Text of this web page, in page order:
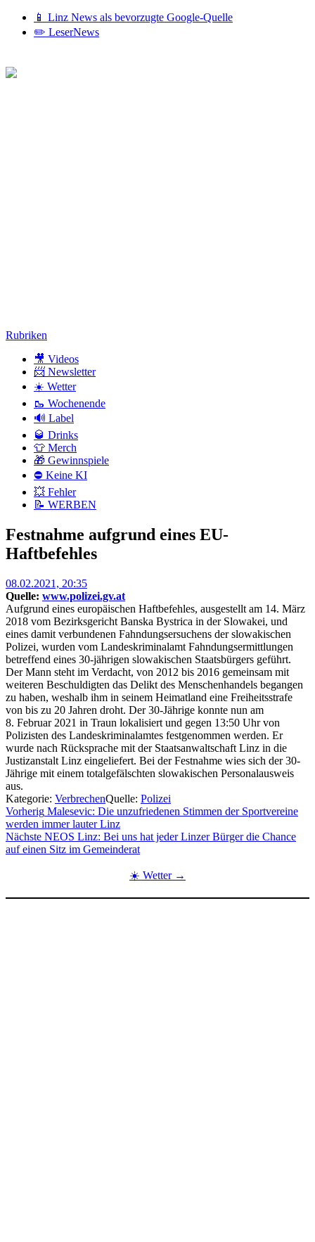
📱 Linz News als bevorzugte Google-Quelle
✏️ LeserNews
Zum
Rubriken
🎥 Videos
📨 Newsletter
☀️ Wetter
🥾 Wochenende
🔊 Label
🥃 Drinks
👕 Merch
🎁 Gewinnspiele
⛔ Keine KI
💥 Fehler
📝 WERBEN
Festnahme aufgrund eines EU-
Haftbefehles
Posted
on
08.02.2021, 20:35
Quelle: www.polizei.gv.at
Aufgrund eines europäischen Haftbefehles, ausgestellt am 14. März
2018 vom Bezirksgericht Banska Bystrica in der Slowakei, und
eines damit verbundenen Fahndungsersuchens der slowakischen
Polizei, wurden vom Landeskriminalamt Fahndungsermittlungen
betreffend eines 30-jährigen slowakischen Staatsbürgers geführt.
Der Mann steht im Verdacht, von 2012 bis 2016 gemeinsam mit
weiteren Beschuldigten das Delikt des Menschenhandels begangen
zu haben, weshalb ihm in seinem Heimatland eine Freiheitsstrafe
von bis zu 20 Jahren droht. Der 30-Jährige konnte nun am
8. Februar 2021 in Traun lokalisiert und gegen 13:50 Uhr von
Polizisten des Landeskriminalamtes festgenommen werden. Er
wurde nach Rücksprache mit der Staatsanwaltschaft Linz in die
Justizanstalt Linz eingeliefert. Bei der Festnahme wies sich der 30-
Jährige mit einem totalgefälschten slowakischen Personalausweis
aus.
Kategorie: VerbrechenQuelle: Polizei
Beitragsnavigation
Vorherig Malesevic: Die unzufriedenen Stimmen der Sportvereine
werden immer lauter Linz
Nächste NEOS Linz: Bei uns hat jeder Linzer Bürger die Chance
auf einen Sitz im Gemeinderat
☀️ Wetter →